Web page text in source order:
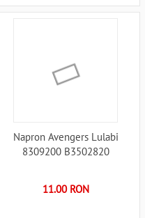
Napron Avengers Lulabi
8309200 B3502820
11.00 RON